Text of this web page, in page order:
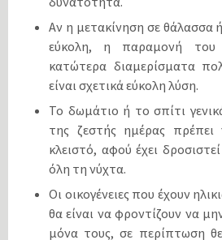
Αν η μετακίνηση σε θάλασσα
εύκολη, η παραμονή του
κατώτερα διαμερίσματα
είναι σχετικά εύκολη λύση.
Το δωμάτιο ή το σπίτι
της ζεστής ημέρας πρέπει
κλειστό, αφού έχει
όλη τη νύχτα.
Οι οικογένειες που έχουν
θα είναι να φροντίζουν να
μόνα τους, σε περίπτωση